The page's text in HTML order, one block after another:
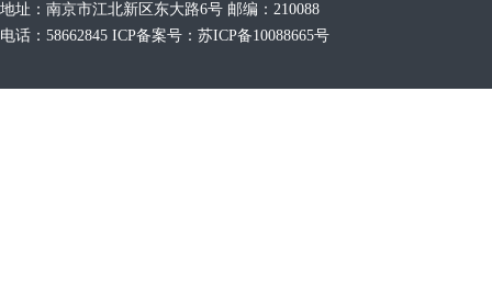
地址：南京市江北新区东大路6号 邮编：210088
电话：58662845 ICP备案号：苏ICP备10088665号